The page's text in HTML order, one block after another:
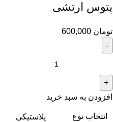
پتوس ارتشی
تومان
افزودن به سبد خرید
انتخاب نوع
پلاستیکی